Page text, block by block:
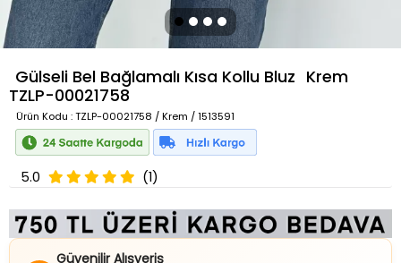
Gülseli Bel Bağlamalı Kısa Kollu Bluz Krem
TZLP-00021758
Ürün Kodu : TZLP-00021758 / Krem / 1513591
5.0 (1)
Güvenilir Alışveriş
Ürününüzü teslim aldıktan sonra